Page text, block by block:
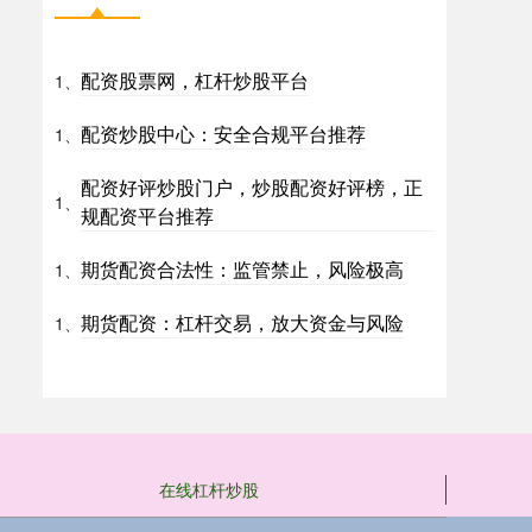
1、 配资股票网，杠杆炒股平台
1、 配资炒股中心：安全合规平台推荐
1、
配资好评炒股门户，炒股配资好评榜，正
规配资平台推荐
1、 期货配资合法性：监管禁止，风险极高
1、 期货配资：杠杆交易，放大资金与风险
在线杠杆炒股